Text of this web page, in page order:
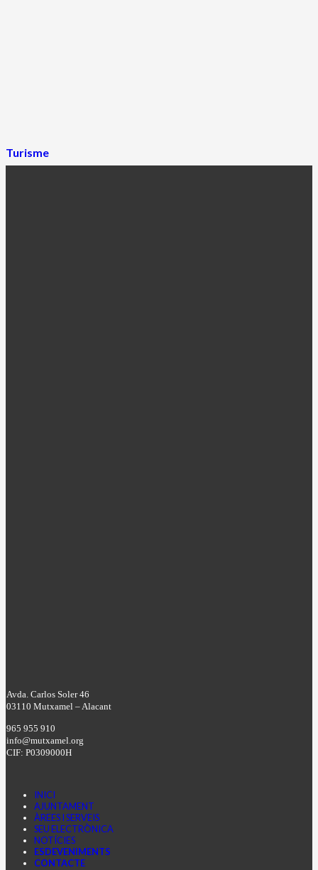
Turisme
Avda. Carlos Soler 46
03110 Mutxamel – Alacant
965 955 910
info@mutxamel.org
CIF: P0309000H
INICI
AJUNTAMENT
ÀREES I SERVEIS
SEU ELECTRÒNICA
NOTÍCIES
ESDEVENIMENTS
CONTACTE